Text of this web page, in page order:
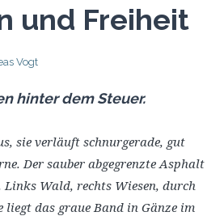
und Freiheit
Vogt
hinter dem Steuer.
sie verläuft schnurgerade, gut
Der sauber abgegrenzte Asphalt
Links Wald, rechts Wiesen, durch
liegt das graue Band in Gänze im